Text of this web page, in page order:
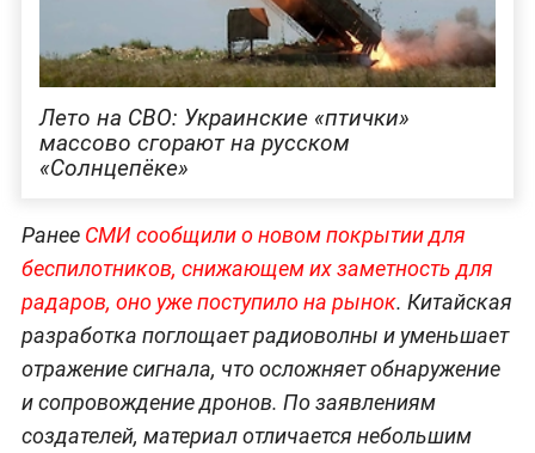
Лето на СВО: Украинские «птички»
массово сгорают на русском
«Солнцепёке»
Ранее СМИ сообщили о новом покрытии для
беспилотников, снижающем их заметность для
радаров, оно уже поступило на рынок. Китайская
разработка поглощает радиоволны и уменьшает
отражение сигнала, что осложняет обнаружение
и сопровождение дронов. По заявлениям
создателей, материал отличается небольшим